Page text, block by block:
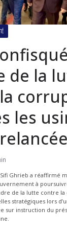
de la
les
Ghrieb a réaffirmé
à
de la lutte contre
stratégiques lors
sur instruction du